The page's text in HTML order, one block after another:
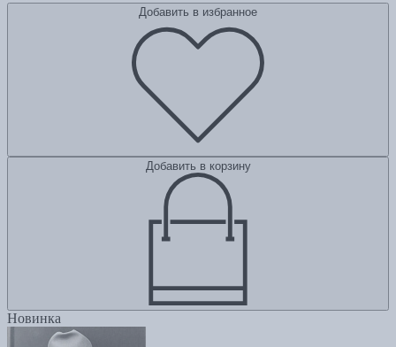
Добавить в избранное
Добавить в корзину
Новинка